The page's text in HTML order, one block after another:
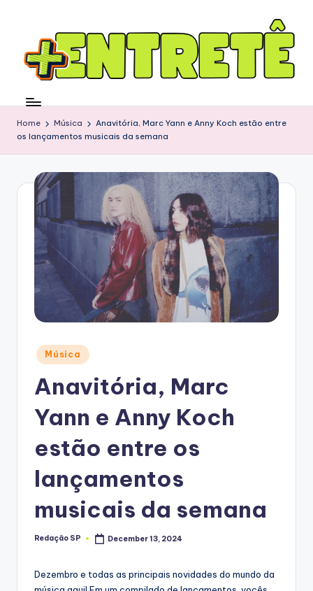
Home Música
Anavitória, Marc Yann e Anny Koch estão entre
os lançamentos musicais da semana
Posted
in
Música
Anavitória, Marc
Yann e Anny Koch
estão entre os
lançamentos
musicais da semana
Posted
Redação SP December 13, 2024
Dezembro e todas as principais novidades do mundo da